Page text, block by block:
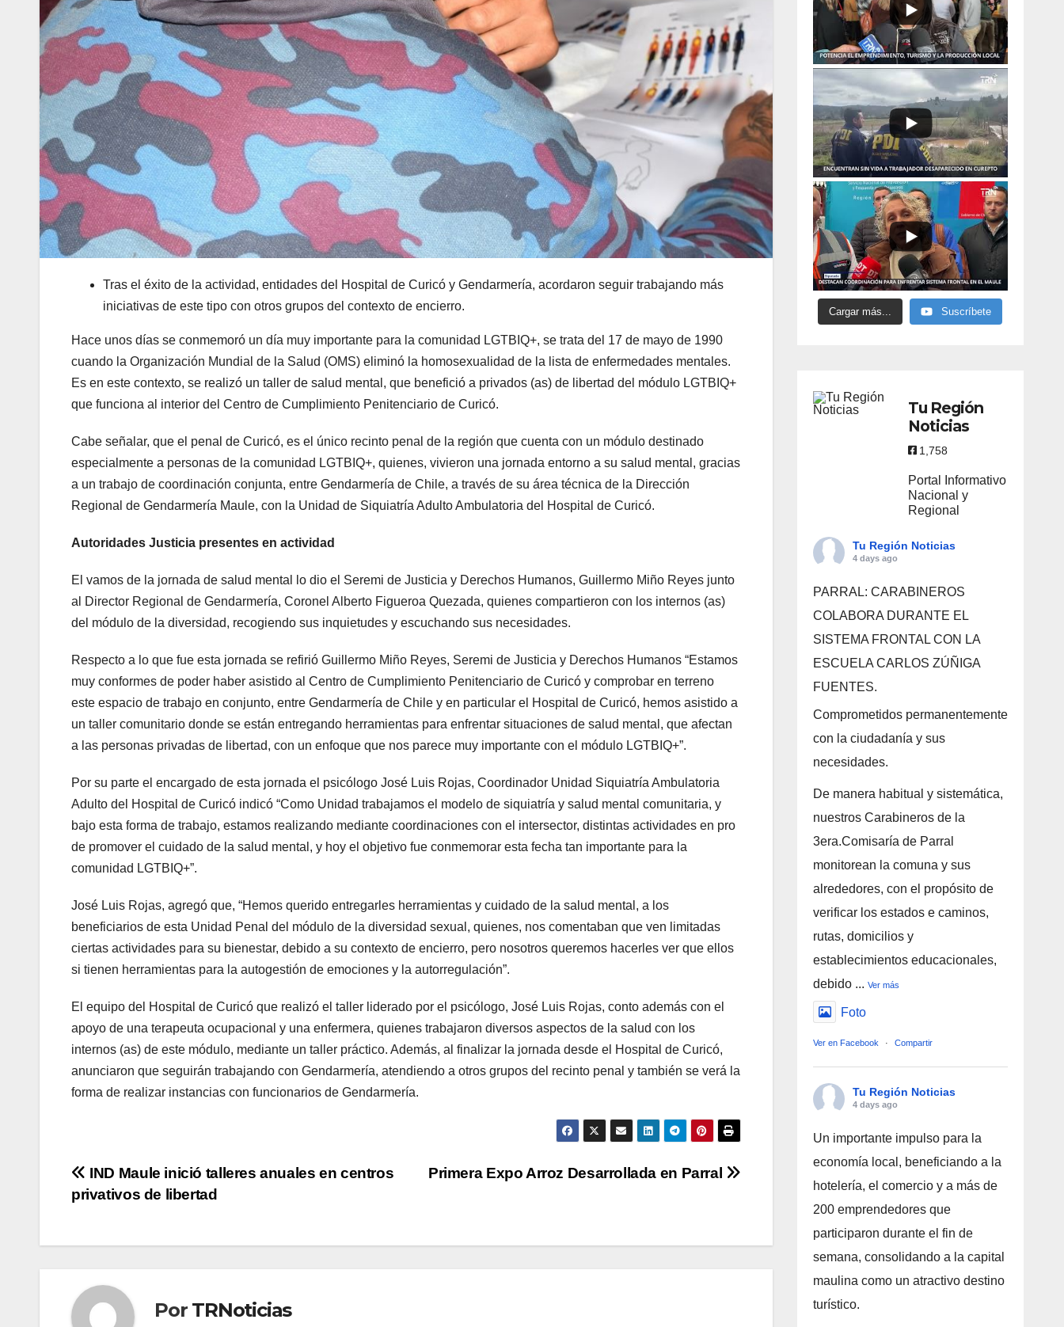
Tras el éxito de la actividad, entidades del Hospital de Curicó y Gendarmería, acordaron seguir trabajando más
iniciativas de este tipo con otros grupos del contexto de encierro.
Hace unos días se conmemoró un día muy importante para la comunidad LGTBIQ+, se trata del 17 de mayo de 1990
cuando la Organización Mundial de la Salud (OMS) eliminó la homosexualidad de la lista de enfermedades mentales.
Es en este contexto, se realizó un taller de salud mental, que benefició a privados (as) de libertad del módulo LGTBIQ+
que funciona al interior del Centro de Cumplimiento Penitenciario de Curicó.
Cabe señalar, que el penal de Curicó, es el único recinto penal de la región que cuenta con un módulo destinado
especialmente a personas de la comunidad LGTBIQ+, quienes, vivieron una jornada entorno a su salud mental, gracias
a un trabajo de coordinación conjunta, entre Gendarmería de Chile, a través de su área técnica de la Dirección
Regional de Gendarmería Maule, con la Unidad de Siquiatría Adulto Ambulatoria del Hospital de Curicó.
Autoridades Justicia presentes en actividad
El vamos de la jornada de salud mental lo dio el Seremi de Justicia y Derechos Humanos, Guillermo Miño Reyes junto
al Director Regional de Gendarmería, Coronel Alberto Figueroa Quezada, quienes compartieron con los internos (as)
del módulo de la diversidad, recogiendo sus inquietudes y escuchando sus necesidades.
Respecto a lo que fue esta jornada se refirió Guillermo Miño Reyes, Seremi de Justicia y Derechos Humanos “Estamos
muy conformes de poder haber asistido al Centro de Cumplimiento Penitenciario de Curicó y comprobar en terreno
este espacio de trabajo en conjunto, entre Gendarmería de Chile y en particular el Hospital de Curicó, hemos asistido a
un taller comunitario donde se están entregando herramientas para enfrentar situaciones de salud mental, que afectan
a las personas privadas de libertad, con un enfoque que nos parece muy importante con el módulo LGTBIQ+”.
Por su parte el encargado de esta jornada el psicólogo José Luis Rojas, Coordinador Unidad Siquiatría Ambulatoria
Adulto del Hospital de Curicó indicó “Como Unidad trabajamos el modelo de siquiatría y salud mental comunitaria, y
bajo esta forma de trabajo, estamos realizando mediante coordinaciones con el intersector, distintas actividades en pro
de promover el cuidado de la salud mental, y hoy el objetivo fue conmemorar esta fecha tan importante para la
comunidad LGTBIQ+”.
José Luis Rojas, agregó que, “Hemos querido entregarles herramientas y cuidado de la salud mental, a los
beneficiarios de esta Unidad Penal del módulo de la diversidad sexual, quienes, nos comentaban que ven limitadas
ciertas actividades para su bienestar, debido a su contexto de encierro, pero nosotros queremos hacerles ver que ellos
si tienen herramientas para la autogestión de emociones y la autorregulación”.
El equipo del Hospital de Curicó que realizó el taller liderado por el psicólogo, José Luis Rojas, conto además con el
apoyo de una terapeuta ocupacional y una enfermera, quienes trabajaron diversos aspectos de la salud con los
internos (as) de este módulo, mediante un taller práctico. Además, al finalizar la jornada desde el Hospital de Curicó,
anunciaron que seguirán trabajando con Gendarmería, atendiendo a otros grupos del recinto penal y también se verá la
forma de realizar instancias con funcionarios de Gendarmería.
Navegación
de
entradas
Primera Expo Arroz Desarrollada en Parral
IND Maule inició talleres anuales en centros
privativos de libertad
Por TRNoticias
Cargar más... Suscríbete
Tu Región
Noticias
1,758
Portal Informativo
Nacional y
Regional
Tu Región Noticias
4 days ago
PARRAL: CARABINEROS
COLABORA DURANTE EL
SISTEMA FRONTAL CON LA
ESCUELA CARLOS ZÚÑIGA
FUENTES.
Comprometidos permanentemente
con la ciudadanía y sus
necesidades.
De manera habitual y sistemática,
nuestros Carabineros de la
3era.Comisaría de Parral
monitorean la comuna y sus
alrededores, con el propósito de
verificar los estados e caminos,
rutas, domicilios y
establecimientos educacionales,
debido ... Ver más
Foto
Ver en Facebook · Compartir
Tu Región Noticias
4 days ago
Un importante impulso para la
economía local, beneficiando a la
hotelería, el comercio y a más de
200 emprendedores que
participaron durante el fin de
semana, consolidando a la capital
maulina como un atractivo destino
turístico.